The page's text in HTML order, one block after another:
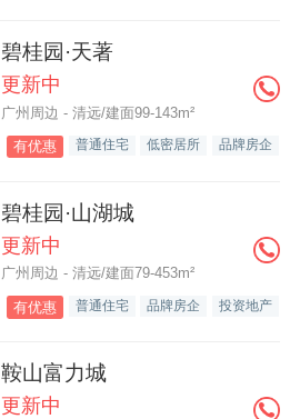
碧桂园·天著
更新中
广州周边 - 清远/建面99-143m²
有优惠 普通住宅 低密居所 品牌房企
碧桂园·山湖城
更新中
广州周边 - 清远/建面79-453m²
有优惠 普通住宅 品牌房企 投资地产
鞍山富力城
更新中